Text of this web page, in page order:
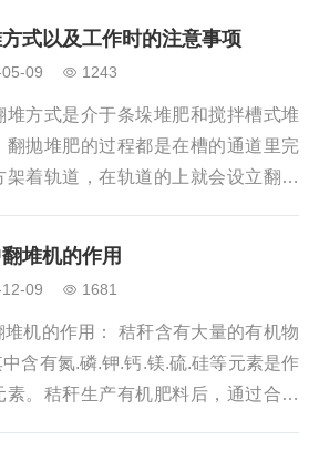
质素裹着纤维素，比防盗门还难撬
吃干草的牛粪比吃青贮的难分解；
，未经处理的牛粪堆三个月pH值还在
腌咸菜。更别说那些抗生素残留，简
箍咒。 老把式们的"发酵秘籍" 切段
堆温度三天破60℃。 菌剂鸡尾酒：
例参考勾兑鸡尾酒——三分活力菌打
东李叔总在雨后补菌，说雨水能把
管。 翻堆节奏学：头周每天翻堆像
似煲老火汤，后期半月不动如酿米
式以及工作时的注意事项
09 1243
方式是介于条垛堆肥和搅拌槽式堆
翻抛堆肥的过程都是在槽的通道里完
架着轨道，在轨道的上就会设立翻抛
1.开车程序 开车前检查 →启动
注意事项： ①生产时任何人不
开车前应按警铃，人员要远离机器，
产时，不得进行检修或加注润滑
要按照规定速度行走
堆机的作用
09 1681
机的作用： 秸秆含有大量的有机物
含有氮.磷.钾.钙.镁.硫.硅等元素是作
。秸秆生产有机肥料后，通过合理